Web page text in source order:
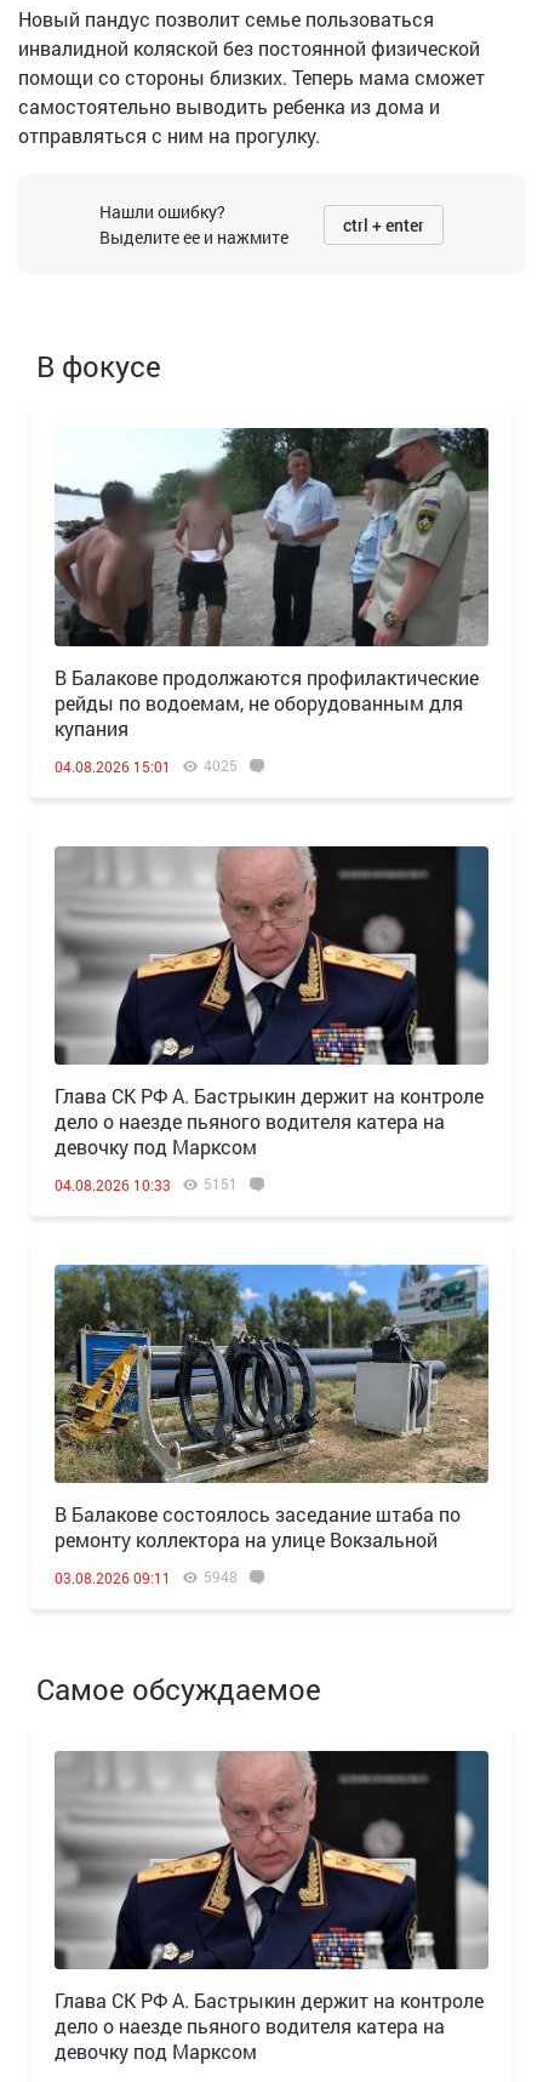
Новый пандус позволит семье пользоваться
инвалидной коляской без постоянной физической
помощи со стороны близких. Теперь мама сможет
самостоятельно выводить ребенка из дома и
отправляться с ним на прогулку.
Нашли ошибку?
Выделите ее и нажмите
ctrl + enter
В фокусе
В Балакове продолжаются профилактические
рейды по водоемам, не оборудованным для
купания
04.08.2026 15:01 4025
Глава СК РФ А. Бастрыкин держит на контроле
дело о наезде пьяного водителя катера на
девочку под Марксом
04.08.2026 10:33 5151
В Балакове состоялось заседание штаба по
ремонту коллектора на улице Вокзальной
03.08.2026 09:11 5948
Самое обсуждаемое
Глава СК РФ А. Бастрыкин держит на контроле
дело о наезде пьяного водителя катера на
девочку под Марксом